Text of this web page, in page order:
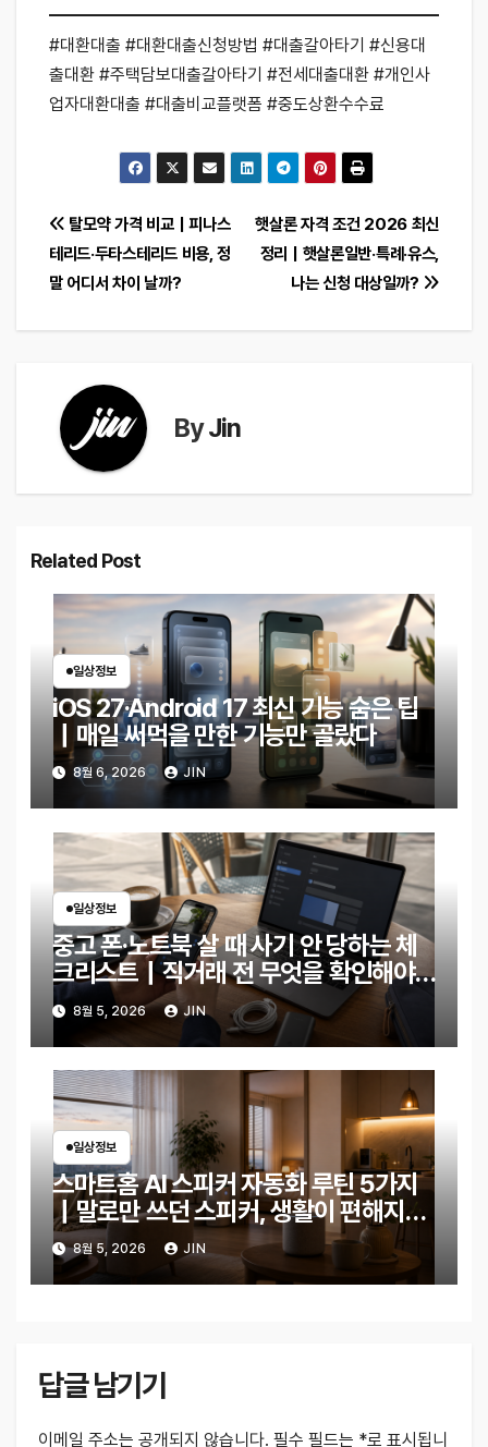
#대환대출 #대환대출신청방법 #대출갈아타기 #신용대
출대환 #주택담보대출갈아타기 #전세대출대환 #개인사
업자대환대출 #대출비교플랫폼 #중도상환수수료
글
탐
색
햇살론 자격 조건 2026 최신
정리｜햇살론일반·특례·유스,
나는 신청 대상일까?
탈모약 가격 비교｜피나스
테리드·두타스테리드 비용, 정
말 어디서 차이 날까?
ByJin
Related Post
일상정보
iOS 27·Android 17 최신 기능 숨은 팁
｜매일 써먹을 만한 기능만 골랐다
8월 6, 2026 JIN
일상정보
중고 폰·노트북 살 때 사기 안 당하는 체
크리스트｜직거래 전 무엇을 확인해야
할까?
8월 5, 2026 JIN
일상정보
스마트홈 AI 스피커 자동화 루틴 5가지
｜말로만 쓰던 스피커, 생활이 편해지는
설정은?
8월 5, 2026 JIN
답글 남기기
이메일 주소는 공개되지 않습니다. 필수 필드는 *로 표시됩니